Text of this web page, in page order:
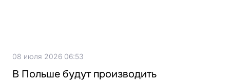
08 июля 2026 06:53
В Польше будут производить